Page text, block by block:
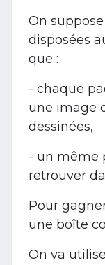
On
disposées
que :
- chaque
une image
dessinées,
- un même
retrouver
Pour
une boîte
On va